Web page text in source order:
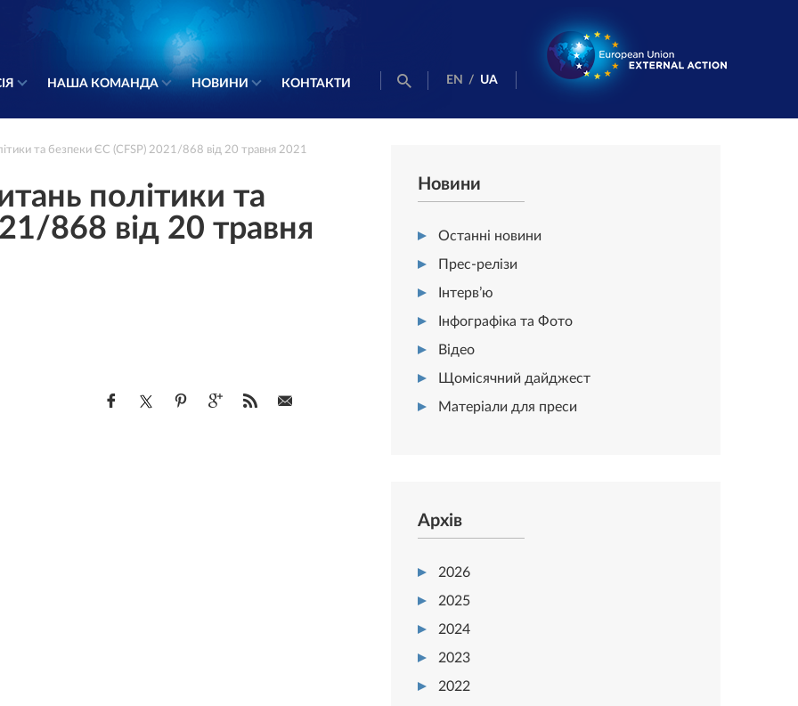
НАША КОМАНДА НОВИНИ КОНТАКТИ EN / UA
та безпеки ЄС (CFSP) 2021/868 від 20 травня 2021
політики та
868 від 20 травня
Новини
Останні новини
Прес-релізи
Інтерв’ю
Інфографіка та Фото
Відео
Щомісячний дайджест
Матеріали для преси
Архів
2026
2025
2024
2023
2022